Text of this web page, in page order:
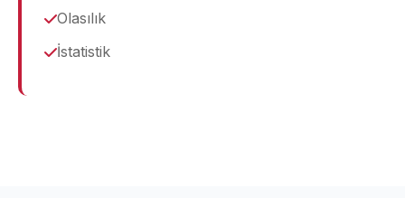
Olasılık
İstatistik